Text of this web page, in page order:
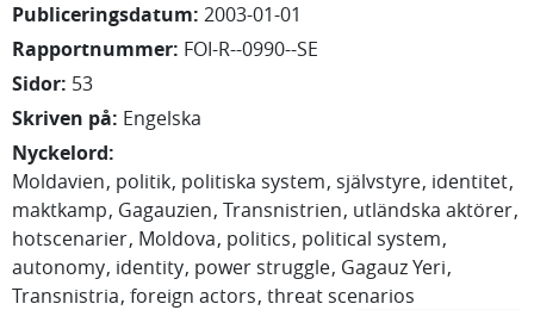
Publiceringsdatum: 2003-01-01
Rapportnummer: FOI-R--0990--SE
Sidor: 53
Skriven på: Engelska
Nyckelord:
Moldavien politik politiska system självstyre identitet
maktkamp Gagauzien Transnistrien utländska aktörer
hotscenarier Moldova politics political system
autonomy identity power struggle Gagauz Yeri
Transnistria foreign actors threat scenarios